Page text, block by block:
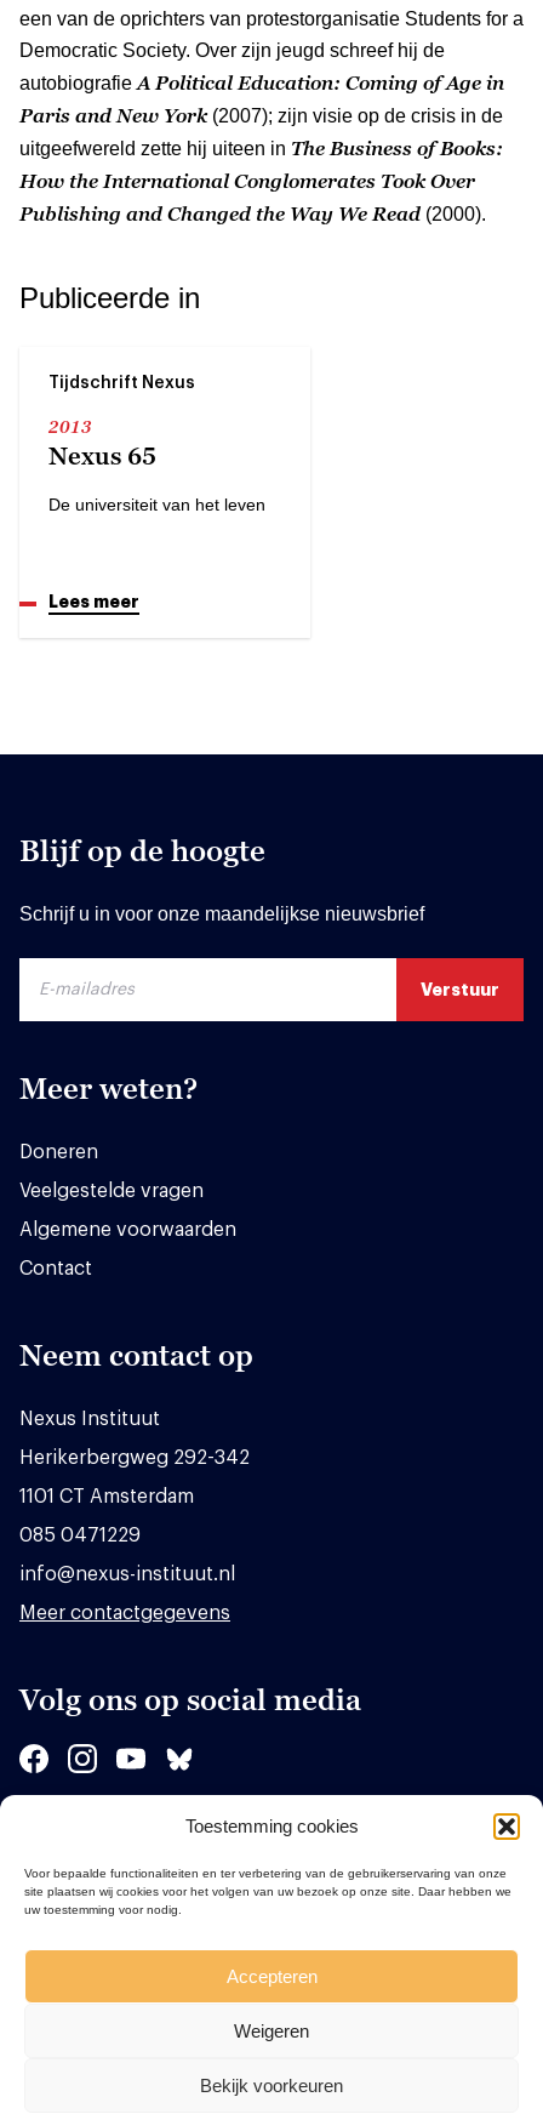
Toestemming cookies
Voor bepaalde functionaliteiten en ter verbetering van de gebruikerservaring van onze
site plaatsen wij cookies voor het volgen van uw bezoek op onze site. Daar hebben we
uw toestemming voor nodig.
Accepteren
Weigeren
Bekijk voorkeuren
een van de oprichters van protestorganisatie Students for a
Democratic Society. Over zijn jeugd schreef hij de
autobiografie A Political Education: Coming of Age in
Paris and New York(2007); zijn visie op de crisis in de
uitgeefwereld zette hij uiteen in The Business of Books:
How the International Conglomerates Took Over
Publishing and Changed the Way We Read (2000).
Publiceerde in
Tijdschrift Nexus
2013
Nexus 65
De universiteit van het leven
Lees meer
Blijf op de hoogte
Schrijf u in voor onze maandelijkse nieuwsbrief
Meer weten?
Doneren
Veelgestelde vragen
Algemene voorwaarden
Contact
Neem contact op
Nexus Instituut
Herikerbergweg 292-342
1101 CT Amsterdam
085 0471229
info@nexus-instituut.nl
Meer contactgegevens
Volg ons op social media